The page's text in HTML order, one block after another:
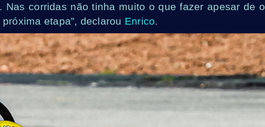
Nas corridas não tinha muito o que fazer apesar de o
etapa”, declarou Enrico.